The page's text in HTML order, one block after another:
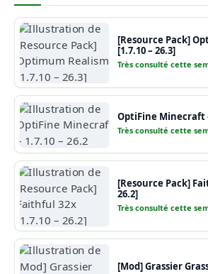
[Resource Pack]
[1.7.10 – 26.3]
Très consulté cette
OptiFine Minecraft
Très consulté cette
[Resource Pack]
26.2]
Très consulté cette
[Mod] Grassier